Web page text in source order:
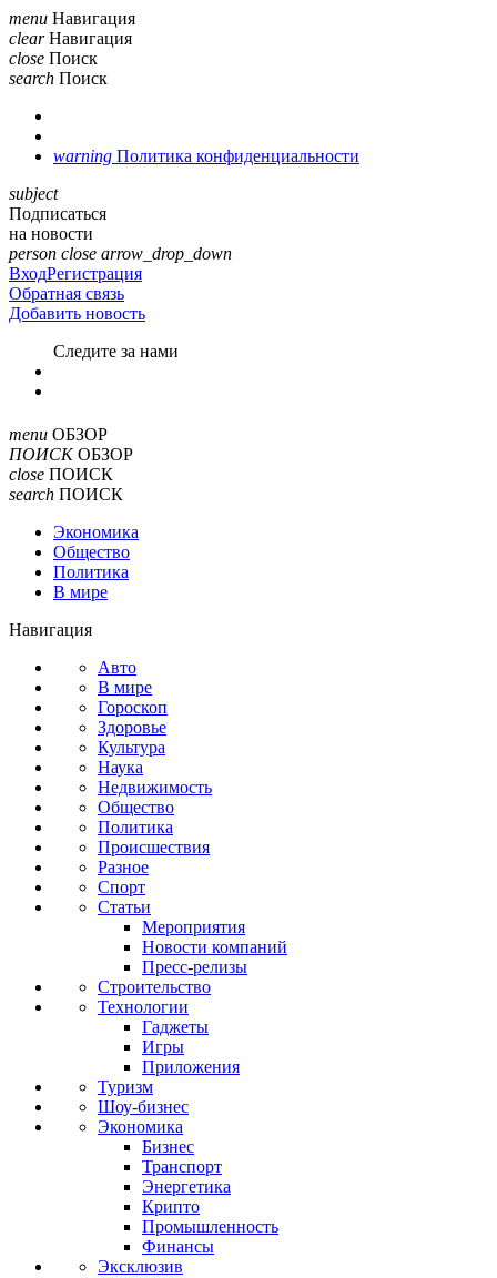
menu Навигация
clear Навигация
close Поиск
search Поиск
warning Политика конфиденциальности
subject
Подписаться
на новости
person close arrow_drop_down
ВходРегистрация
Обратная связь
Добавить новость
Cледите за нами
menu ОБЗОР
ПОИСК ОБЗОР
close ПОИСК
search ПОИСК
Экономика
Общество
Политика
В мире
Навигация
Авто
В мире
Гороскоп
Здоровье
Культура
Наука
Недвижимость
Общество
Политика
Происшествия
Разное
Спорт
Статьи
Мероприятия
Новости компаний
Пресс-релизы
Строительство
Технологии
Гаджеты
Игры
Приложения
Туризм
Шоу-бизнес
Экономика
Бизнес
Транспорт
Энергетика
Крипто
Промышленность
Финансы
Эксклюзив